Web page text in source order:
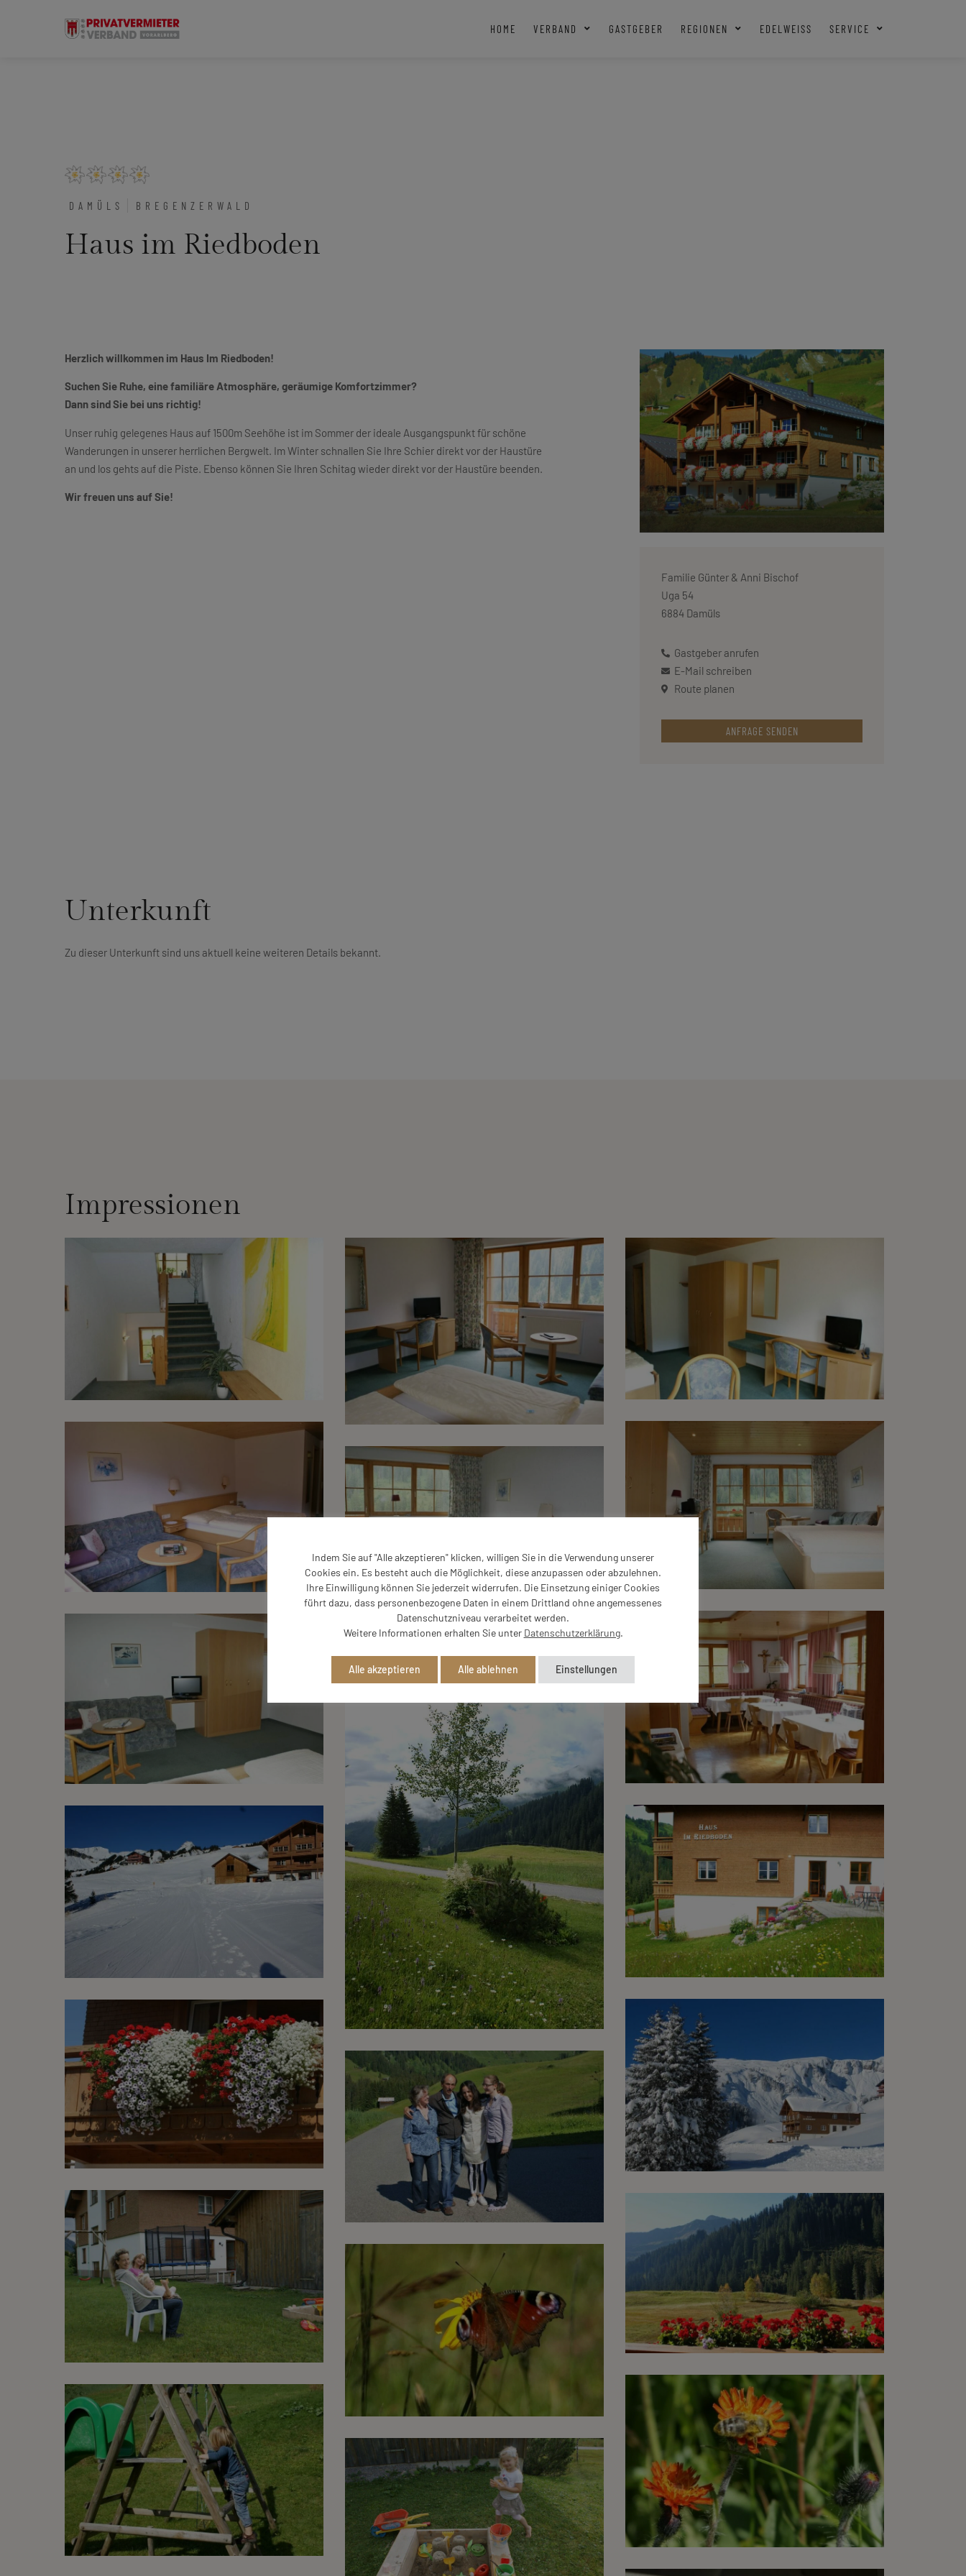
HOME VERBAND GASTGEBER REGIONEN EDELWEISS SERVICE
DAMÜLS BREGENZERWALD
Haus im Riedboden
Herzlich willkommen im Haus Im Riedboden!
Suchen Sie Ruhe, eine familiäre Atmosphäre, geräumige Komfortzimmer?
Dann sind Sie bei uns richtig!
Unser ruhig gelegenes Haus auf 1500m Seehöhe ist im Sommer der ideale Ausgangspunkt für schöne
Wanderungen in unserer herrlichen Bergwelt. Im Winter schnallen Sie Ihre Schier direkt vor der Haustüre
an und los gehts auf die Piste. Ebenso können Sie Ihren Schitag wieder direkt vor der Haustüre beenden.
Wir freuen uns auf Sie!
Familie Günter & Anni Bischof
Uga 54
6884 Damüls
Gastgeber anrufen
E-Mail schreiben
Route planen
ANFRAGE SENDEN
Unterkunft
Zu dieser Unterkunft sind uns aktuell keine weiteren Details bekannt.
Impressionen
Indem Sie auf "Alle akzeptieren" klicken, willigen Sie in die Verwendung unserer
Cookies ein. Es besteht auch die Möglichkeit, diese anzupassen oder abzulehnen.
Ihre Einwilligung können Sie jederzeit widerrufen. Die Einsetzung einiger Cookies
führt dazu, dass personenbezogene Daten in einem Drittland ohne angemessenes
Datenschutzniveau verarbeitet werden.
Weitere Informationen erhalten Sie unter Datenschutzerklärung.
Alle akzeptieren Alle ablehnen Einstellungen